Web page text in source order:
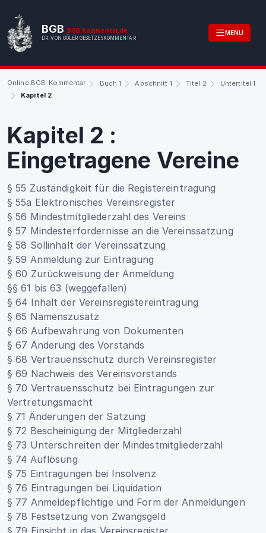
BGB BGB.Kommentar.de
DR. VON GÖLER GESETZESKOMMENTAR
MENU
Online BGB-Kommentar Buch 1 Abschnitt 1 Titel 2
Untertitel 1
Kapitel 2
Kapitel 2 :
Eingetragene Vereine
§ 55 Zuständigkeit für die Registereintragung
§ 55a Elektronisches Vereinsregister
§ 56 Mindestmitgliederzahl des Vereins
§ 57 Mindesterfordernisse an die Vereinssatzung
§ 58 Sollinhalt der Vereinssatzung
§ 59 Anmeldung zur Eintragung
§ 60 Zurückweisung der Anmeldung
§§ 61 bis 63 (weggefallen)
§ 64 Inhalt der Vereinsregistereintragung
§ 65 Namenszusatz
§ 66 Aufbewahrung von Dokumenten
§ 67 Änderung des Vorstands
§ 68 Vertrauensschutz durch Vereinsregister
§ 69 Nachweis des Vereinsvorstands
§ 70 Vertrauensschutz bei Eintragungen zur
Vertretungsmacht
§ 71 Änderungen der Satzung
§ 72 Bescheinigung der Mitgliederzahl
§ 73 Unterschreiten der Mindestmitgliederzahl
§ 74 Auflösung
§ 75 Eintragungen bei Insolvenz
§ 76 Eintragungen bei Liquidation
§ 77 Anmeldepflichtige und Form der Anmeldungen
§ 78 Festsetzung von Zwangsgeld
§ 79 Einsicht in das Vereinsregister